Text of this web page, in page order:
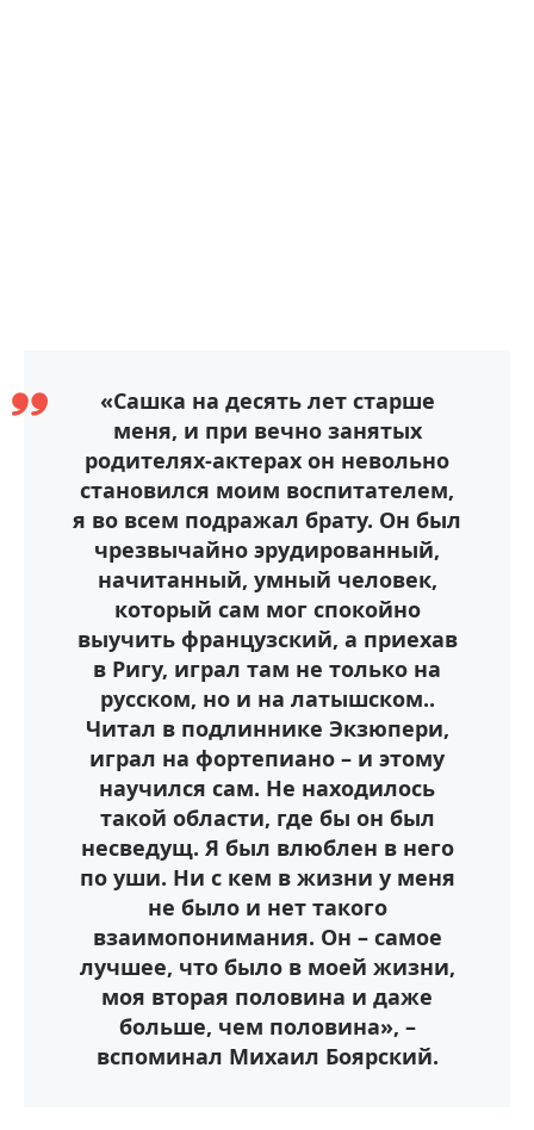
«Сашка на десять лет старше
меня, и при вечно занятых
родителях-актерах он невольно
становился моим воспитателем,
я во всем подражал брату. Он был
чрезвычайно эрудированный,
начитанный, умный человек,
который сам мог спокойно
выучить французский, а приехав
в Ригу, играл там не только на
русском, но и на латышском..
Читал в подлиннике Экзюпери,
играл на фортепиано – и этому
научился сам. Не находилось
такой области, где бы он был
несведущ. Я был влюблен в него
по уши. Ни с кем в жизни у меня
не было и нет такого
взаимопонимания. Он – самое
лучшее, что было в моей жизни,
моя вторая половина и даже
больше, чем половина», –
вспоминал Михаил Боярский.